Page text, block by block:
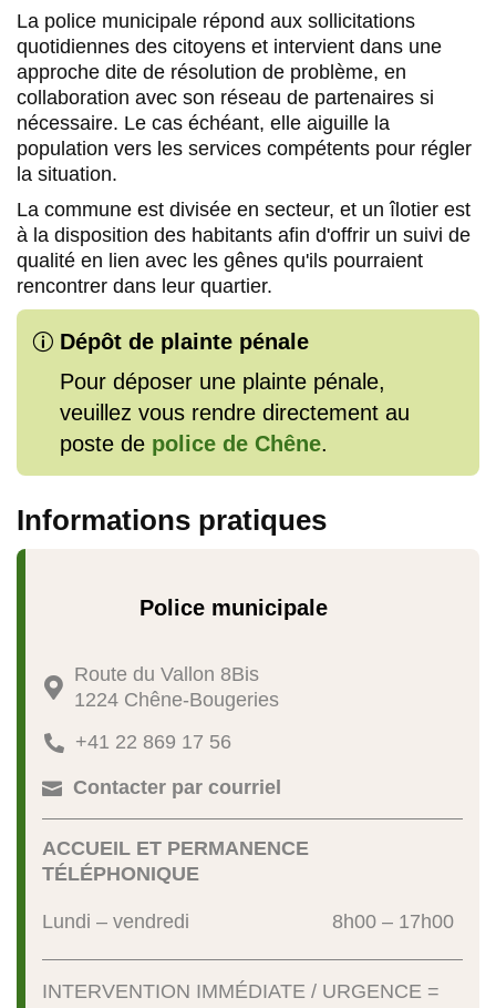
La police municipale répond aux sollicitations
quotidiennes des citoyens et intervient dans une
approche dite de résolution de problème, en
collaboration avec son réseau de partenaires si
nécessaire. Le cas échéant, elle aiguille la
population vers les services compétents pour régler
la situation.
La commune est divisée en secteur, et un îlotier est
à la disposition des habitants afin d'offrir un suivi de
qualité en lien avec les gênes qu'ils pourraient
rencontrer dans leur quartier.
p Dépôt de plainte pénale
Pour déposer une plainte pénale,
veuillez vous rendre directement au
poste de police de Chêne.
Informations pratiques
Police municipale

Route du Vallon 8Bis
1224 Chêne-Bougeries
 +41 22 869 17 56
 Contacter par courriel
ACCUEIL ET PERMANENCE
TÉLÉPHONIQUE
Lundi – vendredi 8h00 – 17h00
INTERVENTION IMMÉDIATE / URGENCE =